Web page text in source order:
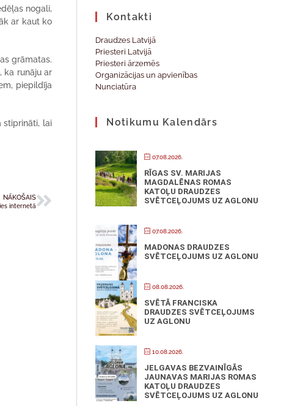
nogali,
ar kaut ko
grāmatas.
ka runāju ar
piepildīja
stiprināti, lai
NĀKOŠAIS
internetā
Kontakti
Draudzes Latvijā
Priesteri Latvijā
Priesteri ārzemēs
Organizācijas un apvienības
Nunciatūra
Notikumu Kalendārs
07.08.2026.
RĪGAS SV. MARIJAS
MAGDALĒNAS ROMAS
KATOĻU DRAUDZES
SVĒTCEĻOJUMS UZ AGLONU
07.08.2026.
MADONAS DRAUDZES
SVĒTCEĻOJUMS UZ AGLONU
08.08.2026.
SVĒTĀ FRANCISKA
DRAUDZES SVĒTCEĻOJUMS
UZ AGLONU
10.08.2026.
JELGAVAS BEZVAINĪGĀS
JAUNAVAS MARIJAS ROMAS
KATOĻU DRAUDZES
SVĒTCEĻOJUMS UZ AGLONU